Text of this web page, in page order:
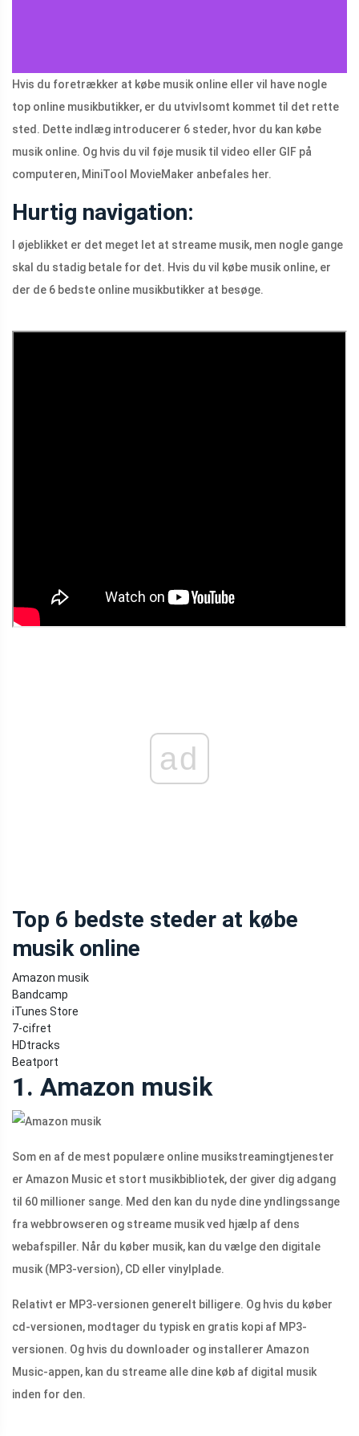
Hvis du foretrækker at købe musik online eller vil have nogle
top online musikbutikker, er du utvivlsomt kommet til det rette
sted. Dette indlæg introducerer 6 steder, hvor du kan købe
musik online. Og hvis du vil føje musik til video eller GIF på
computeren, MiniTool MovieMaker anbefales her.
Hurtig navigation:
I øjeblikket er det meget let at streame musik, men nogle gange
skal du stadig betale for det. Hvis du vil købe musik online, er
der de 6 bedste online musikbutikker at besøge.
ad
Top 6 bedste steder at købe
musik online
Amazon musik
Bandcamp
iTunes Store
7-cifret
HDtracks
Beatport
1. Amazon musik
Som en af ​​de mest populære online musikstreamingtjenester
er Amazon Music et stort musikbibliotek, der giver dig adgang
til 60 millioner sange. Med den kan du nyde dine yndlingssange
fra webbrowseren og streame musik ved hjælp af dens
webafspiller. Når du køber musik, kan du vælge den digitale
musik (MP3-version), CD eller vinylplade.
Relativt er MP3-versionen generelt billigere. Og hvis du køber
cd-versionen, modtager du typisk en gratis kopi af MP3-
versionen. Og hvis du downloader og installerer Amazon
Music-appen, kan du streame alle dine køb af digital musik
inden for den.